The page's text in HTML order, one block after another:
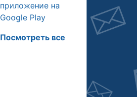
приложение на
Google Play
Посмотреть все